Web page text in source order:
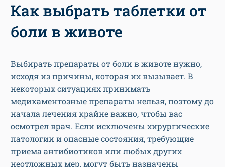
Как выбрать таблетки от
боли в животе
Выбирать препараты от боли в животе нужно,
исходя из причины, которая их вызывает. В
некоторых ситуациях принимать
медикаментозные препараты нельзя, поэтому до
начала лечения крайне важно, чтобы вас
осмотрел врач. Если исключены хирургические
патологии и опасные состояния, требующие
приема антибиотиков или любых других
неотложных мер, могут быть назначены